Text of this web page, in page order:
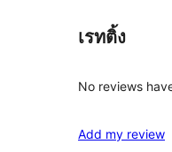
เรทติ้ง
No reviews
Add my review